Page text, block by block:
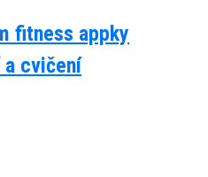
fitness appky
a cvičení